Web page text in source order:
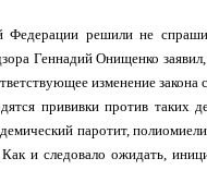
Федерации решили не
Геннадий Онищенко
изменение
прививки против таких
паротит,
и следовало ожидать,